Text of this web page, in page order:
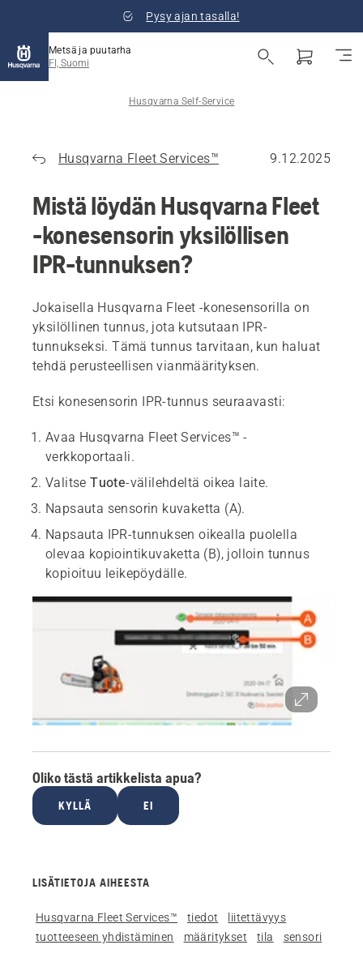
Pysy ajan tasalla!
Metsä ja puutarha
FI, Suomi
Husqvarna Self-Service
Husqvarna Fleet Services™ 9.12.2025
Mistä löydän Husqvarna Fleet
-konesensorin yksilöllisen
IPR-tunnuksen?
Jokaisella Husqvarna Fleet -konesensorilla on
yksilöllinen tunnus, jota kutsutaan IPR-
tunnukseksi. Tämä tunnus tarvitaan, kun haluat
tehdä perusteellisen vianmäärityksen.
Etsi konesensorin IPR-tunnus seuraavasti:
Avaa Husqvarna Fleet Services™ -
verkkoportaali.
ValitseTuote-välilehdeltä oikea laite.
Napsauta sensorin kuvaketta (A).
Napsauta IPR-tunnuksen oikealla puolella
olevaa kopiointikuvaketta (B), jolloin tunnus
kopioituu leikepöydälle.
Oliko tästä artikkelista apua?
KYLLÄ EI
LISÄTIETOJA AIHEESTA
Husqvarna Fleet Services™ tiedot
liitettävyys
tuotteeseen yhdistäminen
määritykset tila sensori